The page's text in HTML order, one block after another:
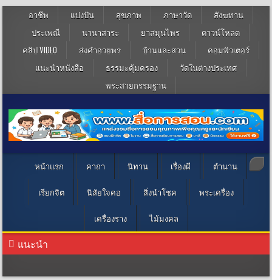
อาชีพ แบ่งปัน สุขภาพ ภาษาวัด
สังฆทาน
ประเพณี
นานาสาระ ยาสมุนไพร
ดาวน์โหลด
คลิป VIDEO
ส่งคำอวยพร บ้านและสวน
คอมพิวเตอร์
แนะนำหนังสือ
ธรรมะคุ้มครอง
วัดในต่างประเทศ
พระสายกรรมฐาน
หน้าแรก คาถา นิทาน เรื่องผี ตำนาน
เรียกจิต นิสัยใจคอ สิ่งนำโชค พระเครื่อง
เครื่องราง ไม้มงคล
แนะนำ